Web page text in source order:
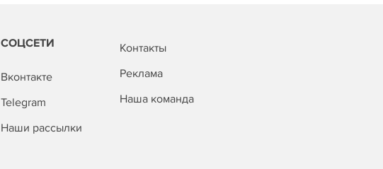
СОЦСЕТИ
Вконтакте
Telegram
Наши рассылки
Контакты
Реклама
Наша команда